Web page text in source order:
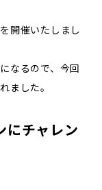
開催いたしまし
なるので、今回
ました。
にチャレン